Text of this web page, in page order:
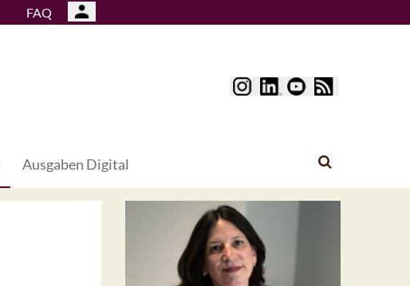
FAQ
Ausgaben Digital